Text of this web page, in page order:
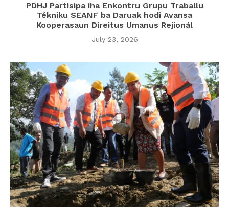
PDHJ Partisipa iha Enkontru Grupu Traballu
Tékniku SEANF ba Daruak hodi Avansa
Kooperasaun Direitus Umanus Rejionál
July 23, 2026